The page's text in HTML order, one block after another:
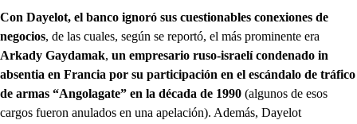
Con Dayelot, el banco ignoró sus cuestionables conexiones de
negocios, de las cuales, según se reportó, el más prominente era
Arkady Gaydamak, un empresario ruso-israelí condenado in
absentia en Francia por su participación en el escándalo de tráfico
de armas “Angolagate” en la década de 1990 (algunos de esos
cargos fueron anulados en una apelación). Además, Dayelot